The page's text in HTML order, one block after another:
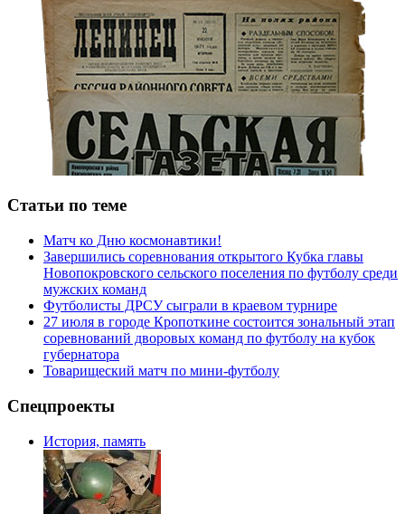
Статьи по теме
Матч ко Дню космонавтики!
Завершились соревнования открытого Кубка главы
Новопокровского сельского поселения по футболу среди
мужских команд
Футболисты ДРСУ сыграли в краевом турнире
27 июля в городе Кропоткине состоится зональный этап
соревнований дворовых команд по футболу на кубок
губернатора
Товарищеский матч по мини-футболу
Спецпроекты
История, память